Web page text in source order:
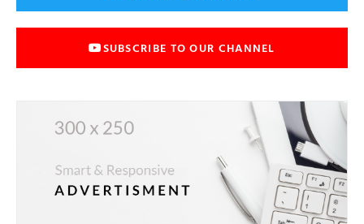
SUBSCRIBE TO OUR CHANNEL